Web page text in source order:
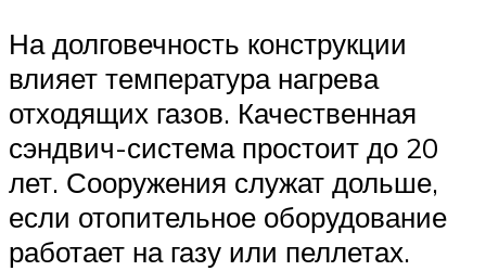
На долговечность конструкции
влияет температура нагрева
отходящих газов. Качественная
сэндвич-система простоит до 20
лет. Сооружения служат дольше,
если отопительное оборудование
работает на газу или пеллетах.